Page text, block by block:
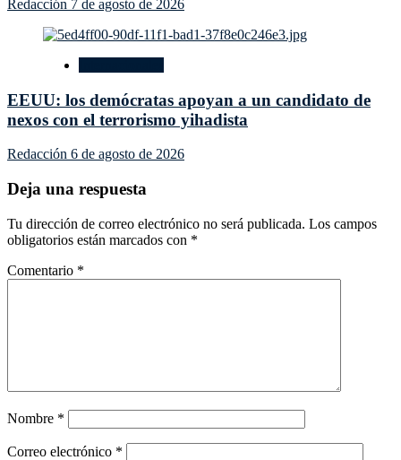
Redacción 7 de agosto de 2026
EEUU: los demócratas apoyan a un candidato de
nexos con el terrorismo yihadista
Redacción 6 de agosto de 2026
Deja una respuesta
Tu dirección de correo electrónico no será publicada. Los campos
obligatorios están marcados con *
Comentario *
Nombre *
Correo electrónico *